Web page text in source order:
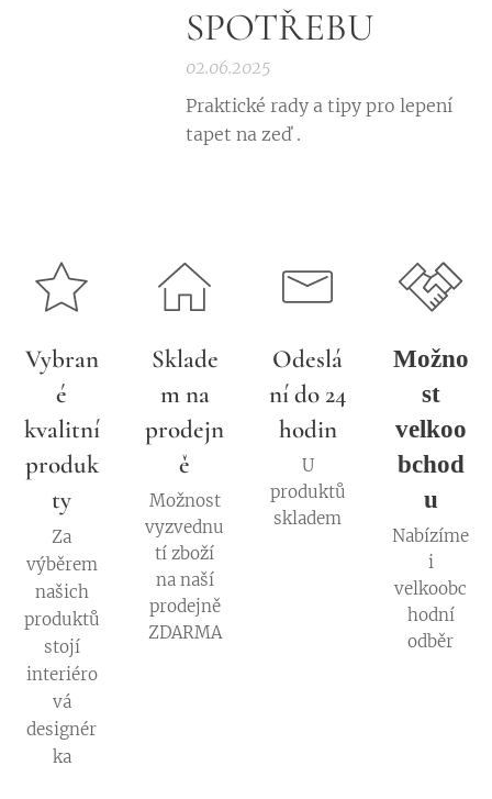
SPOTŘEBU
02.06.2025
Praktické rady a tipy pro lepení
tapet na zeď .
Vybran
é
kvalitní
produk
ty
Za
výběrem
našich
produktů
stojí
interiéro
vá
designér
ka
Sklade
m na
prodejn
ě
Možnost
vyzvednu
tí zboží
na naší
prodejně
ZDARMA
Odeslá
ní do 24
hodin
U
produktů
skladem
Možno
st
velkoo
bchod
u
Nabízíme
i
velkoobc
hodní
odběr